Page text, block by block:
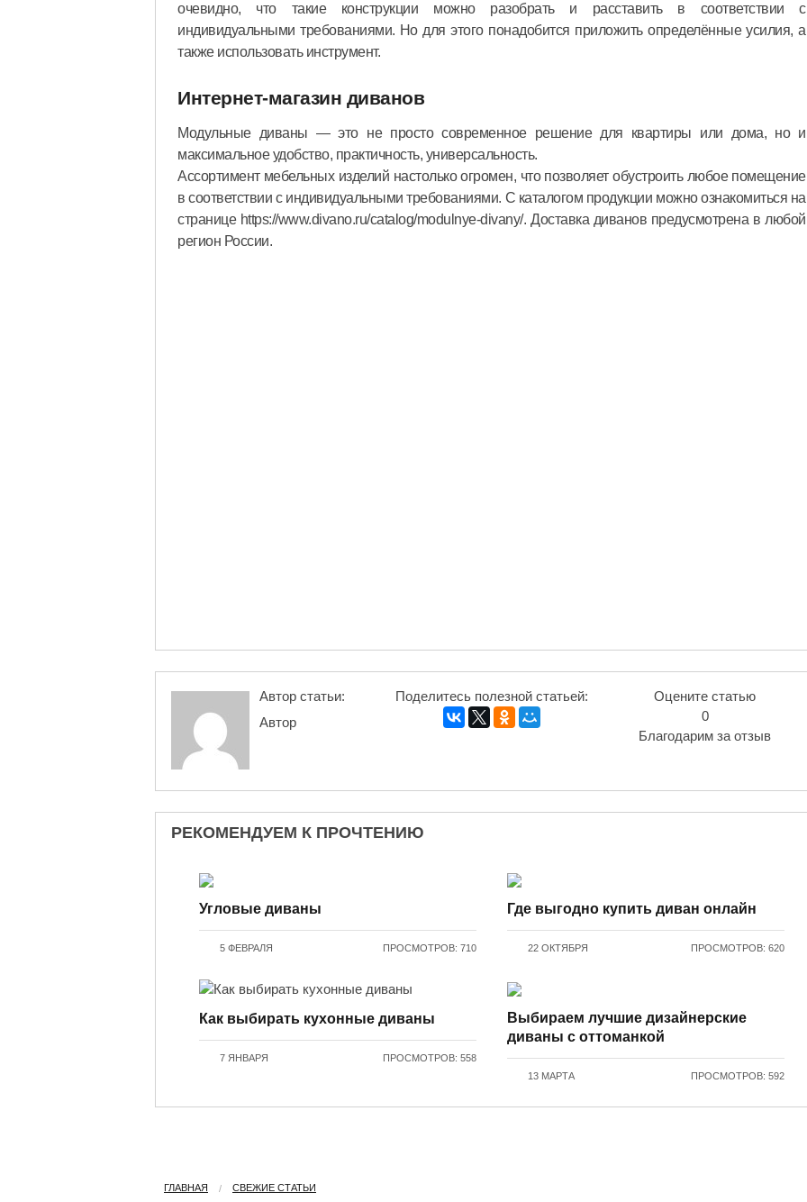
очевидно, что такие конструкции можно разобрать и расставить в соответствии с
индивидуальными требованиями. Но для этого понадобится приложить определённые усилия, а
также использовать инструмент.
Интернет-магазин диванов
Модульные диваны — это не просто современное решение для квартиры или дома, но и
максимальное удобство, практичность, универсальность.
Ассортимент мебельных изделий настолько огромен, что позволяет обустроить любое помещение
в соответствии с индивидуальными требованиями. С каталогом продукции можно ознакомиться на
странице https://www.divano.ru/catalog/modulnye-divany/. Доставка диванов предусмотрена в любой
регион России.
Автор статьи:
Автор
Поделитесь полезной статьей:
Оцените статью
0
Благодарим за отзыв
РЕКОМЕНДУЕМ К ПРОЧТЕНИЮ
Угловые диваны
5 ФЕВРАЛЯ ПРОСМОТРОВ: 710
Где выгодно купить диван онлайн
22 ОКТЯБРЯ ПРОСМОТРОВ: 620
Как выбирать кухонные диваны
7 ЯНВАРЯ ПРОСМОТРОВ: 558
Выбираем лучшие дизайнерские
диваны с оттоманкой
13 МАРТА ПРОСМОТРОВ: 592
ГЛАВНАЯ СВЕЖИЕ СТАТЬИ